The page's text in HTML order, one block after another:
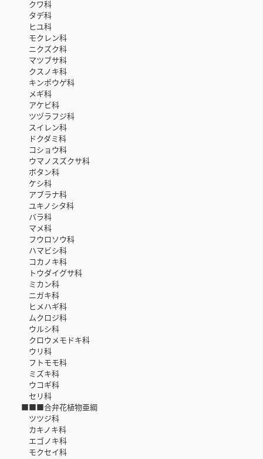
クワ科
タデ科
ヒユ科
モクレン科
ニクズク科
マツブサ科
クスノキ科
キンポウゲ科
メギ科
アケビ科
ツヅラフジ科
スイレン科
ドクダミ科
コショウ科
ウマノスズクサ科
ボタン科
ケシ科
アブラナ科
ユキノシタ科
バラ科
マメ科
フウロソウ科
ハマビシ科
コカノキ科
トウダイグサ科
ミカン科
ニガキ科
ヒメハギ科
ムクロジ科
ウルシ科
クロウメモドキ科
ウリ科
フトモモ科
ミズキ科
ウコギ科
セリ科
■■■合弁花植物亜綱
ツツジ科
カキノキ科
エゴノキ科
モクセイ科